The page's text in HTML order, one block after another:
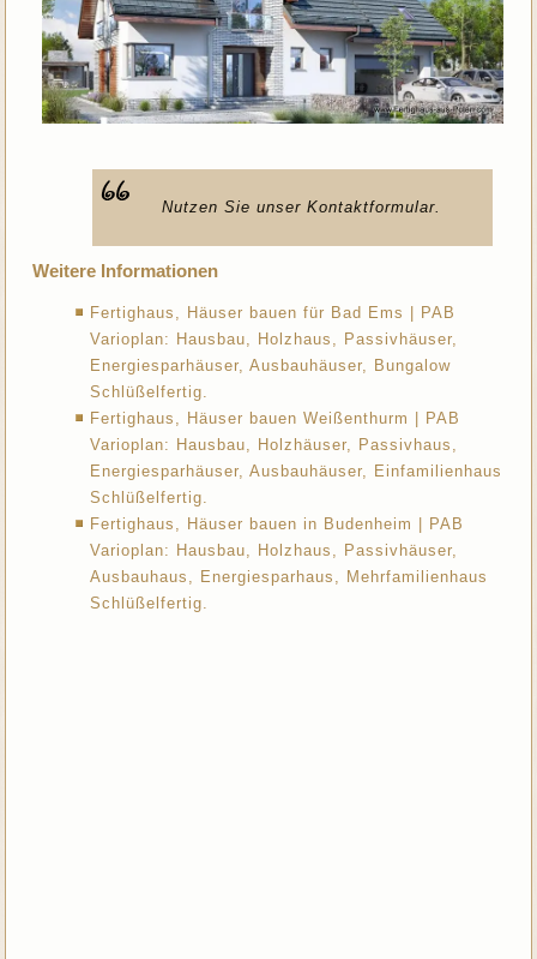
Nutzen Sie unser Kontaktformular.
Weitere Informationen
Fertighaus, Häuser bauen für Bad Ems | PAB
Varioplan: Hausbau, Holzhaus, Passivhäuser,
Energiesparhäuser, Ausbauhäuser, Bungalow
Schlüßelfertig.
Fertighaus, Häuser bauen Weißenthurm | PAB
Varioplan: Hausbau, Holzhäuser, Passivhaus,
Energiesparhäuser, Ausbauhäuser, Einfamilienhaus
Schlüßelfertig.
Fertighaus, Häuser bauen in Budenheim | PAB
Varioplan: Hausbau, Holzhaus, Passivhäuser,
Ausbauhaus, Energiesparhaus, Mehrfamilienhaus
Schlüßelfertig.